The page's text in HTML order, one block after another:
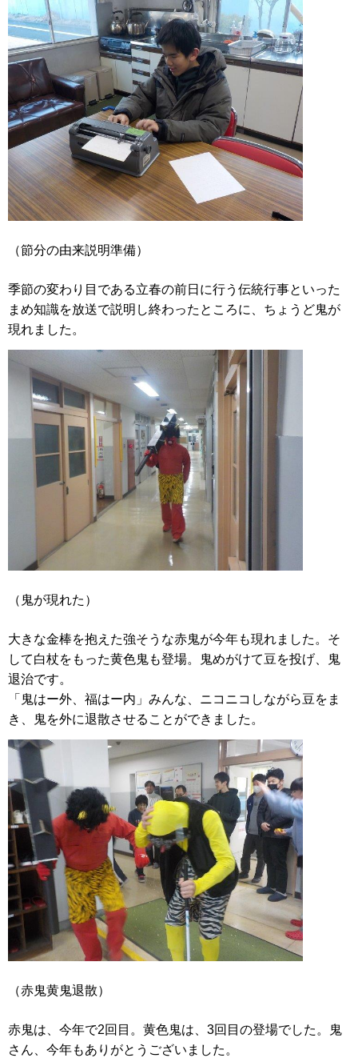
（節分の由来説明準備）
季節の変わり目である立春の前日に行う伝統行事といった
まめ知識を放送で説明し終わったところに、ちょうど鬼が
現れました。
（鬼が現れた）
大きな金棒を抱えた強そうな赤鬼が今年も現れました。そ
して白杖をもった黄色鬼も登場。鬼めがけて豆を投げ、鬼
退治です。
「鬼はー外、福はー内」みんな、ニコニコしながら豆をま
き、鬼を外に退散させることができました。
（赤鬼黄鬼退散）
赤鬼は、今年で2回目。黄色鬼は、3回目の登場でした。鬼
さん、今年もありがとうございました。